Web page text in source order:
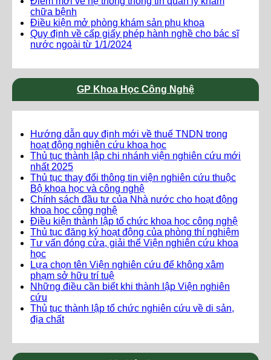
chữa bệnh
Điều kiện mở phòng khám sản phụ khoa
Quy định về cấp giấy phép hành nghề cho bác sĩ
nước ngoài từ 1/1/2024
GP Khoa Học Công Nghệ
Hướng dẫn quy định mới về thuế TNDN trong
hoạt động nghiên cứu khoa học
Thủ tục thành lập chi nhánh viện nghiên cứu mới
nhất 2025
Thủ tục thay đổi thông tin viện nghiên cứu thuộc
Bộ khoa học và công nghệ
Chính sách đầu tư của Nhà nước cho hoạt động
khoa học công nghệ
Điều kiện thành lập tổ chức khoa học công nghệ
Thủ tục đăng ký hoạt động của phòng thí nghiệm
Tư vấn đóng cửa, giải thể Viện nghiên cứu khoa
học
Lựa chọn tên Viện nghiên cứu để không xâm
phạm sở hữu trí tuệ
Những điều cần biết khi thành lập Viện nghiên
cứu
Thủ tục thành lập tổ chức nghiên cứu về di sản,
địa chất